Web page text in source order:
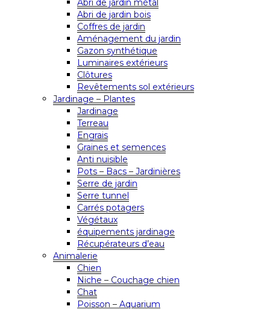
Abri de jardin métal
Abri de jardin bois
Coffres de jardin
Aménagement du jardin
Gazon synthétique
Luminaires extérieurs
Clôtures
Revêtements sol extérieurs
Jardinage – Plantes
Jardinage
Terreau
Engrais
Graines et semences
Anti nuisible
Pots – Bacs – Jardinières
Serre de jardin
Serre tunnel
Carrés potagers
Végétaux
équipements jardinage
Récupérateurs d’eau
Animalerie
Chien
Niche – Couchage chien
Chat
Poisson – Aquarium